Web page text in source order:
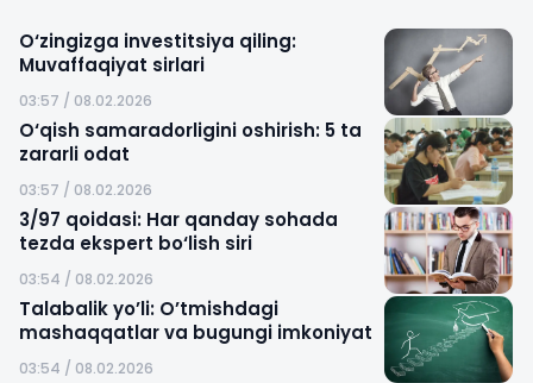
O‘zingizga investitsiya qiling:
Muvaffaqiyat sirlari
03:57 / 08.02.2026
O‘qish samaradorligini oshirish: 5 ta
zararli odat
03:57 / 08.02.2026
3/97 qoidasi: Har qanday sohada
tezda ekspert bo‘lish siri
03:54 / 08.02.2026
Talabalik yo’li: O’tmishdagi
mashaqqatlar va bugungi imkoniyat
03:54 / 08.02.2026